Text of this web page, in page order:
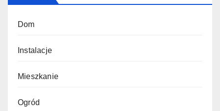
Dom
Instalacje
Mieszkanie
Ogród